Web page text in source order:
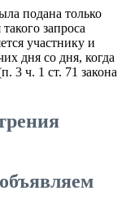
подана только
запроса
участнику и
дня со дня, когда
3 ч. 1 ст. 71 закона